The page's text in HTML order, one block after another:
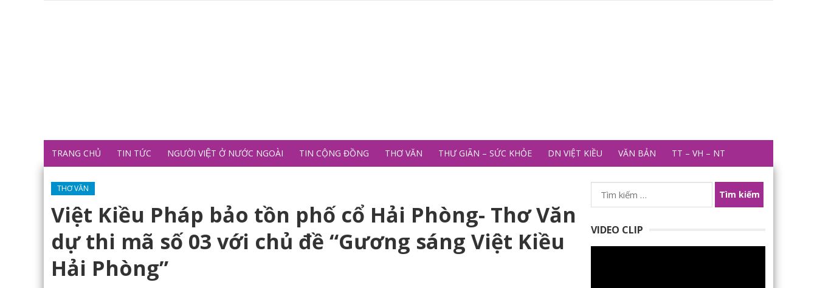
TRANG CHỦ TIN TỨC NGƯỜI VIỆT Ở NƯỚC NGOÀI TIN CỘNG ĐỒNG THƠ VĂN THƯ GIÃN – SỨC KHỎE DN VIỆT KIỀU VĂN BẢN TT – VH – NT
THƠ VĂN
Việt Kiều Pháp bảo tồn phố cổ Hải Phòng- Thơ Văn
dự thi mã số 03 với chủ đề “Gương sáng Việt Kiều
Hải Phòng”
Tìm
kiếm
VIDEO CLIP